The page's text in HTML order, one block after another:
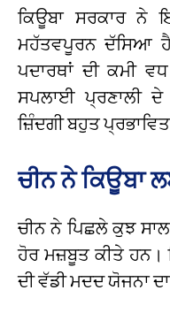
ਕਿਊਬਾ ਸਰਕਾਰ
ਮਹੱਤਵਪੂਰਨ ਦੱਸਿਆ ਹੈ
ਪਦਾਰਥਾਂ ਦੀ ਕਮੀ
ਸਪਲਾਈ ਪ੍ਰਣਾਲੀ
ਜ਼ਿੰਦਗੀ ਬਹੁਤ
ਚੀਨ ਨੇ
ਚੀਨ ਨੇ ਪਿਛਲੇ ਕੁਝ
ਹੋਰ ਮਜ਼ਬੂਤ ਕੀਤੇ ਹਨ।
ਦੀ ਵੱਡੀ ਮਦਦ ਯੋਜਨਾ ਦਾ